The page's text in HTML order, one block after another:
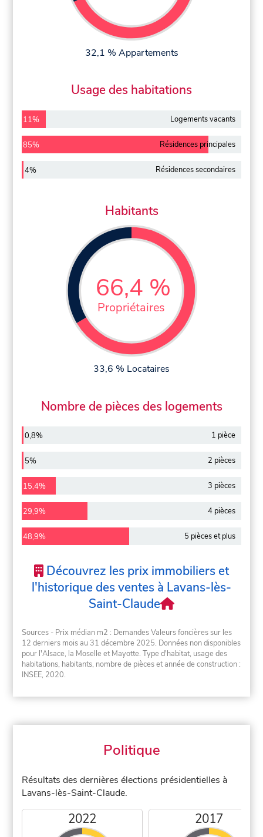
32,1 % Appartements
Usage des habitations
11% Logements vacants
85% Résidences principales
4% Résidences secondaires
Habitants
66,4 %
Propriétaires
33,6 % Locataires
Nombre de pièces des logements
0,8% 1 pièce
5% 2 pièces
15,4% 3 pièces
29,9% 4 pièces
48,9% 5 pièces et plus
Découvrez les prix immobiliers et
l'historique des ventes à Lavans-lès-
Saint-Claude
Sources - Prix médian m2 : Demandes Valeurs foncières sur les
12 derniers mois au 31 décembre 2025. Données non disponibles
pour l'Alsace, la Moselle et Mayotte. Type d'habitat, usage des
habitations, habitants, nombre de pièces et année de construction :
INSEE, 2020.
Politique
Résultats des dernières élections présidentielles à
Lavans-lès-Saint-Claude.
2022 2017